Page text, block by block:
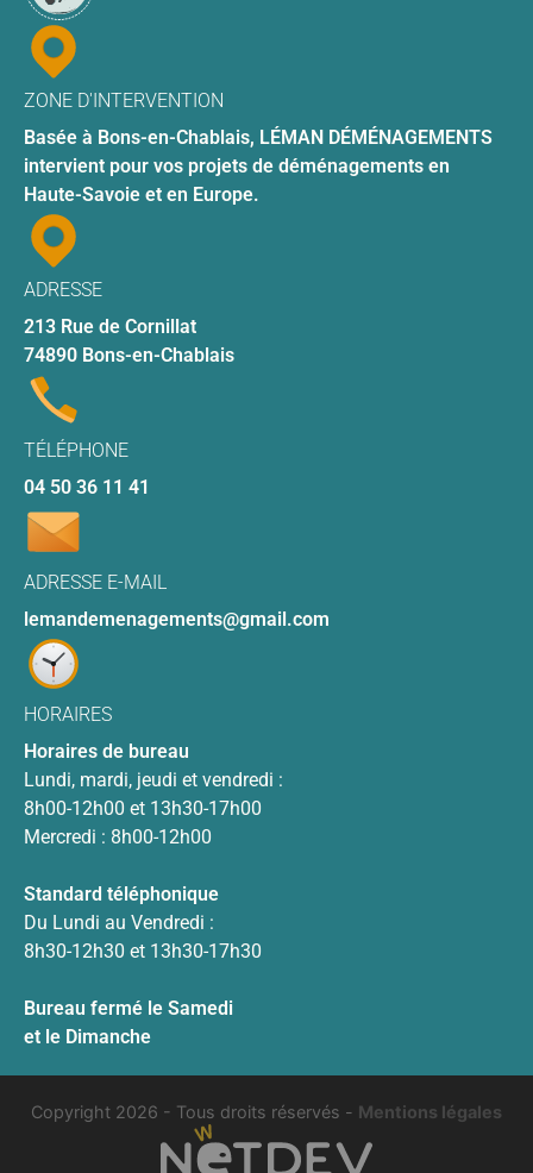
ZONE D'INTERVENTION
Basée à Bons-en-Chablais, LÉMAN DÉMÉNAGEMENTS
intervient pour vos projets de déménagements en
Haute-Savoie et en Europe.
ADRESSE
213 Rue de Cornillat
74890 Bons-en-Chablais
TÉLÉPHONE
04 50 36 11 41
ADRESSE E-MAIL
lemandemenagements@gmail.com
HORAIRES
Horaires de bureau
Lundi, mardi, jeudi et vendredi :
8h00-12h00 et 13h30-17h00
Mercredi : 8h00-12h00
Standard téléphonique
Du Lundi au Vendredi :
8h30-12h30 et 13h30-17h30
Bureau fermé le Samedi
et le Dimanche
Copyright 2026 - Tous droits réservés - Mentions légales